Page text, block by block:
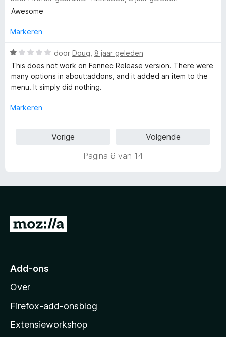
a
d
r
n
g
5
Awesome
Markeren
W
a
a
r
e
door Doug 8 jaar geleden
This does not work on Fennec Release version. There were
many options in about:addons, and it added an item to the
menu. It simply did nothing.
Markeren
Vorige
Volgende
Pagina 6 van 14
N
r
o
z
l
Add-ons
Over
Firefox-add-onsblog
Extensieworkshop